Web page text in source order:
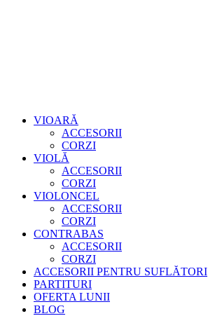
VIOARĂ
ACCESORII
CORZI
VIOLĂ
ACCESORII
CORZI
VIOLONCEL
ACCESORII
CORZI
CONTRABAS
ACCESORII
CORZI
ACCESORII PENTRU SUFLĂTORI
PARTITURI
OFERTA LUNII
BLOG